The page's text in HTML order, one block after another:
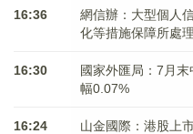
16:36
網信辦：大型個人
化等措施保障所處
16:30
國家外匯局：7月
幅0.07%
16:24 山金國際：港股上